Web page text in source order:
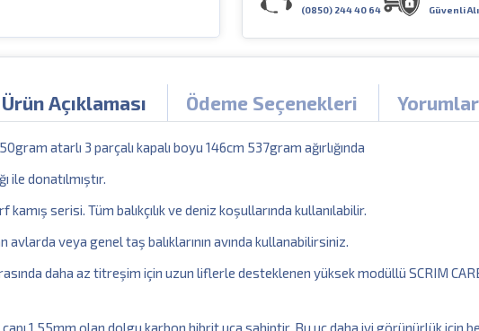
(0850) 244 40 64
Güvenli
Ürün Açıklaması Ödeme Seçenekleri Yorumlar
atarlı 3 parçalı kapalı boyu 146cm 537gram ağırlığında
ile donatılmıştır.
serisi. Tüm balıkçılık ve deniz koşullarında kullanılabilir.
avlarda veya genel taş balıklarının avında kullanabilirsiniz.
daha az titreşim için uzun liflerle desteklenen yüksek modüllü SCRIM
1.55mm olan dolgu karbon hibrit uca sahiptir. Bu uç daha iyi görünürlük için